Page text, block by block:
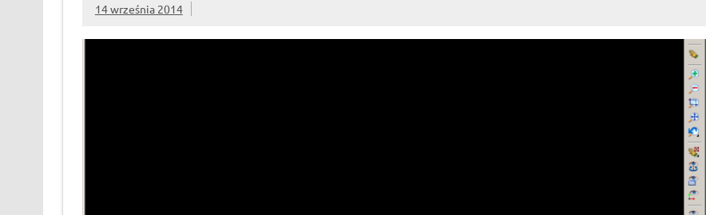
14 września 2014